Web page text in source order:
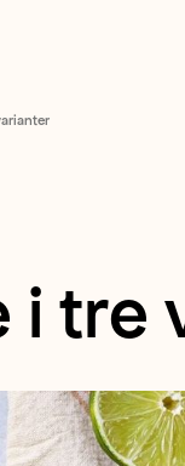
i tre